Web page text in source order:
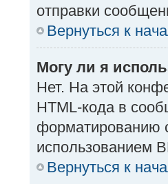
отправки
Вернуться к
Могу ли я
Нет. На этой
HTML-кода в
форматированию
использованием
Вернуться к